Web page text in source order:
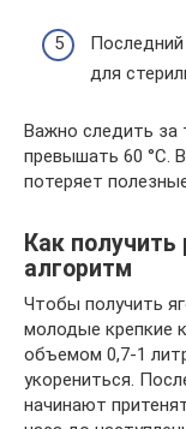
Последний
для
Важно следить за
превышать 60 °C.
потеряет
Как получить
алгоритм
Чтобы получить
молодые крепкие
объемом 0,7-1
укорениться.
начинают